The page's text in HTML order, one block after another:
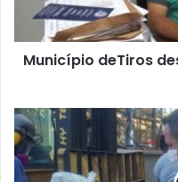
Município deTiros
Polícia
Civil
incinera
uma